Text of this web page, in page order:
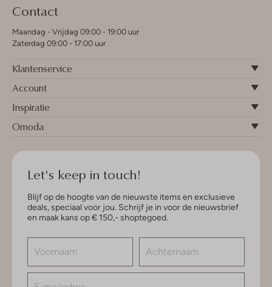
Contact
Maandag - Vrijdag 09:00 - 19:00 uur
Zaterdag 09:00 - 17:00 uur
Klantenservice
Account
Inspiratie
Omoda
Let's keep in touch!
Blijf op de hoogte van de nieuwste items en exclusieve
deals, speciaal voor jou. Schrijf je in voor de nieuwsbrief
en maak kans op € 150,- shoptegoed.